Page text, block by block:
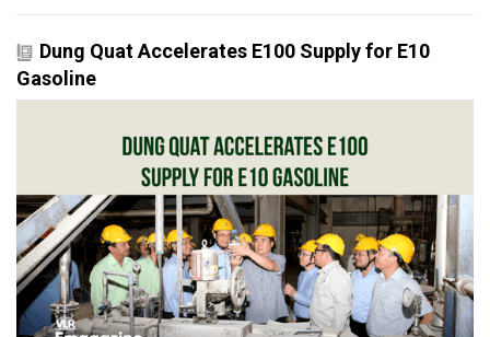
Dung Quat Accelerates E100 Supply for E10
Gasoline